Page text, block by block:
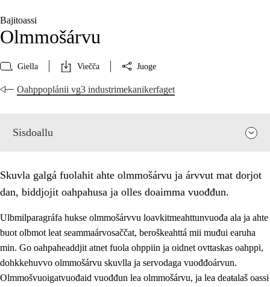
Bajitoassi
Olmmošárvu
Giella Viečča Juoge
Oahppoplánii vg3 industrimekanikerfaget
Sisdoallu
Skuvla galgá fuolahit ahte olmmošárvu ja árvvut mat dorjot
dan, biddjojit oahpahusa ja olles doaimma vuođđun.
Ulbmilparagráfa hukse olmmošárvvu loavkitmeahttunvuođa ala ja ahte
buot olbmot leat seammaárvosaččat, beroškeahttá mii muđui earuha
min. Go oahpaheaddjit atnet fuola ohppiin ja oidnet ovttaskas oahppi,
dohkkehuvvo olmmošárvu skuvlla ja servodaga vuođđoárvun.
Olmmošvuoigatvuođaid vuođđun lea olmmošárvu, ja lea deaŧalaš oassi